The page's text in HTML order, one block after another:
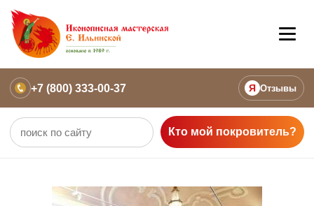
+7 (800) 333-00-37 Я Отзывы
Кто мой покровитель?